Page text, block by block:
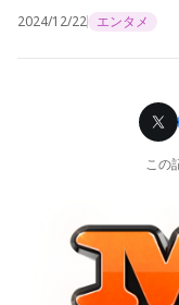
2024/12/22 エンタメ
この